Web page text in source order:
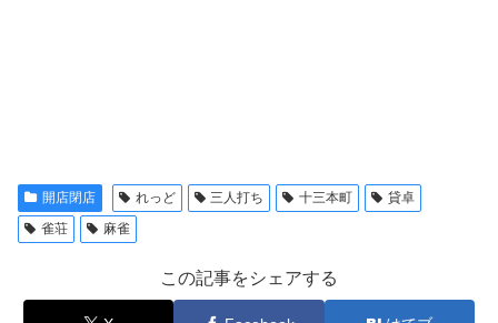
開店閉店 れっど 三人打ち 十三本町
貸卓
雀荘
麻雀
この記事をシェアする